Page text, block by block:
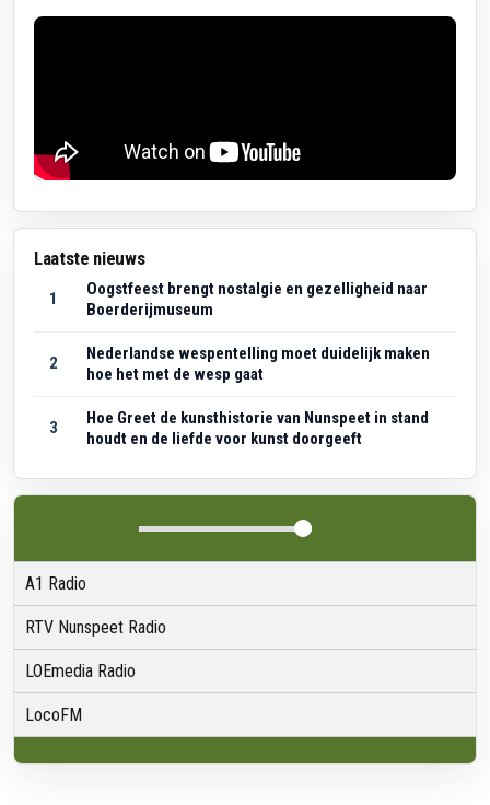
Laatste nieuws
1
Oogstfeest brengt nostalgie en gezelligheid naar
Boerderijmuseum
2
Nederlandse wespentelling moet duidelijk maken
hoe het met de wesp gaat
3
Hoe Greet de kunsthistorie van Nunspeet in stand
houdt en de liefde voor kunst doorgeeft
A1 Radio
RTV Nunspeet Radio
LOEmedia Radio
LocoFM